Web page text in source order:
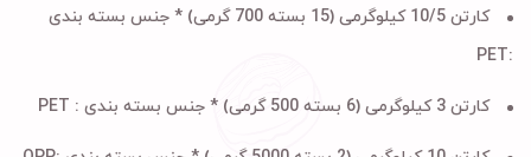
کارتن 10/5 کیلوگرمی (15 بسته 700 گرمی) * جنس بسته بندی
:PET
کارتن 3 کیلوگرمی (6 بسته 500 گرمی) * جنس بسته بندی : PET